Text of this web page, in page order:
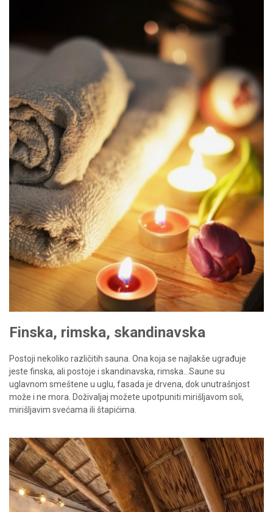
Finska, rimska, skandinavska
Postoji nekoliko različitih sauna. Ona koja se najlakše ugrađuje
jeste finska, ali postoje i skandinavska, rimska…Saune su
uglavnom smeštene u uglu, fasada je drvena, dok unutrašnjost
može i ne mora. Doživaljaj možete upotpuniti mirišljavom soli,
mirišljavim svećama ili štapićima.